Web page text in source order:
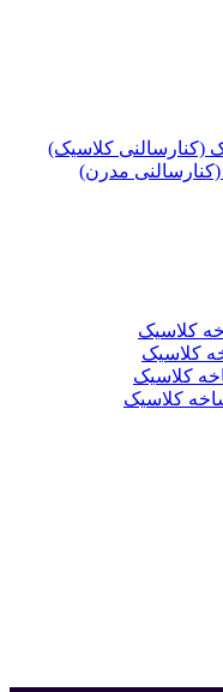
(کنارسالنی کلاسیک)
مدرن)
کلاسیک
کلاسیک
کلاسیک
کلاسیک